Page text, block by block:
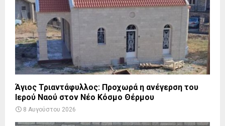
Άγιος Τριαντάφυλλος: Προχωρά η ανέγερση του
Ιερού Ναού στον Νέο Κόσμο Θέρμου
8 Αυγούστου 2026